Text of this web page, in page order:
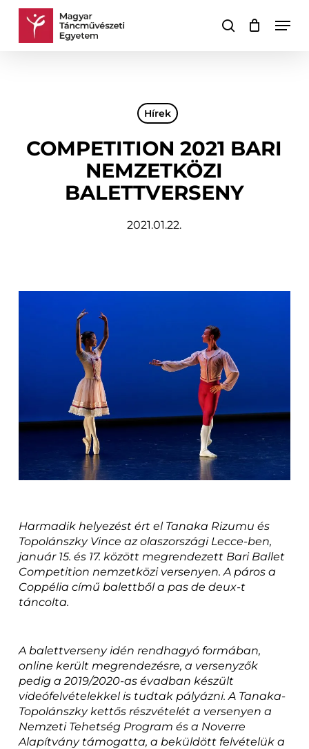
Skip
keresés
Kosár Kosár
Hírek
COMPETITION 2021 BARI
NEMZETKÖZI
BALETTVERSENY
2021.01.22.
Harmadik helyezést ért el Tanaka Rizumu és
Topolánszky Vince az olaszországi Lecce-ben,
január 15. és 17. között megrendezett Bari Ballet
Competition nemzetközi versenyen. A páros a
Coppélia című balettből a pas de deux-t
táncolta.
A balettverseny idén rendhagyó formában,
online került megrendezésre, a versenyzők
pedig a 2019/2020-as évadban készült
videófelvételekkel is tudtak pályázni. A Tanaka-
Topolánszky kettős részvételét a versenyen a
Nemzeti Tehetség Program és a Noverre
Alapítvány támogatta, a beküldött felvételük a